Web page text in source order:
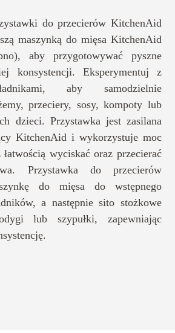
do przecierów KitchenAid
maszynką do mięsa KitchenAid
aby przygotowywać pyszne
konsystencji. Eksperymentuj z
aby samodzielnie
przeciery, sosy, kompoty lub
dzieci. Przystawka jest zasilana
KitchenAid i wykorzystuje moc
wyciskać oraz przecierać
Przystawka do przecierów
do mięsa do wstępnego
a następnie sito stożkowe
lub szypułki, zapewniając